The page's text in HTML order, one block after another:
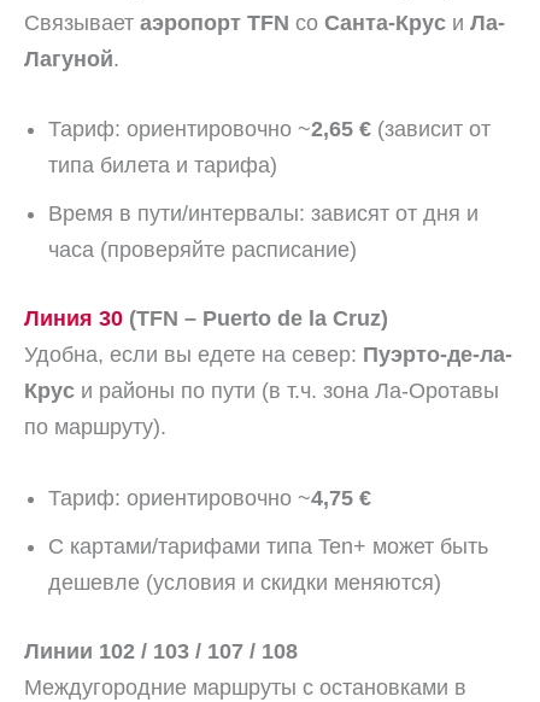
Связывает аэропорт TFN со Санта-Крус и Ла-
Лагуной.
Тариф: ориентировочно ~2,65 € (зависит от
типа билета и тарифа)
Время в пути/интервалы: зависят от дня и
часа (проверяйте расписание)
Линия 30 (TFN – Puerto de la Cruz)
Удобна, если вы едете на север: Пуэрто-де-ла-
Крус и районы по пути (в т.ч. зона Ла-Оротавы
по маршруту).
Тариф: ориентировочно ~4,75 €
С картами/тарифами типа Ten+ может быть
дешевле (условия и скидки меняются)
Линии 102 / 103 / 107 / 108
Междугородние маршруты с остановками в